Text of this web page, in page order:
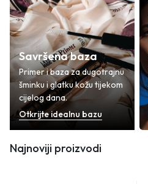
Savršena baza
Primer i baza za dugotrajnu
šminku i glatku kožu tijekom
cijelog dana.
Otkrijte idealnu bazu
Najnoviji proizvodi